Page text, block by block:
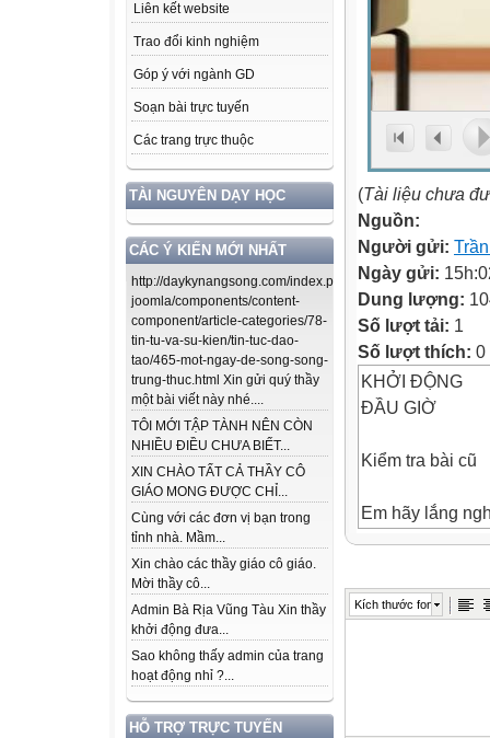
Liên kết website
Trao đổi kinh nghiệm
Góp ý với ngành GD
Soạn bài trực tuyến
Các trang trực thuộc
TÀI NGUYÊN DẠY HỌC
CÁC Ý KIẾN MỚI NHẤT
http://daykynangsong.com/index.php/using-
joomla/components/content-
component/article-categories/78-
tin-tu-va-su-kien/tin-tuc-dao-
tao/465-mot-ngay-de-song-song-
trung-thuc.html Xin gửi quý thầy
một bài viết này nhé....
TÔI MỚI TẬP TÀNH NÊN CÒN
NHIỀU ĐIỀU CHƯA BIẾT...
XIN CHÀO TẤT CẢ THẦY CÔ
GIÁO MONG ĐƯỢC CHỈ...
Cùng với các đơn vị bạn trong
tỉnh nhà. Mầm...
Xin chào các thầy giáo cô giáo.
Mời thầy cô...
Admin Bà Rịa Vũng Tàu Xin thầy
khởi động đưa...
Sao không thấy admin của trang
hoạt động nhỉ ?...
HỖ TRỢ TRỰC TUYẾN
(Tài liệu chưa
Nguồn:
Người gửi:
Ngày gửi:
Dung lượng:
Số lượt tải: 1
Số lượt thích: 0
KHỞI ĐỘNG
ĐẦU GIỜ
Kiểm tra bài cũ
Em hãy lắng
Dân ca Nam Bộ
Kích thước font